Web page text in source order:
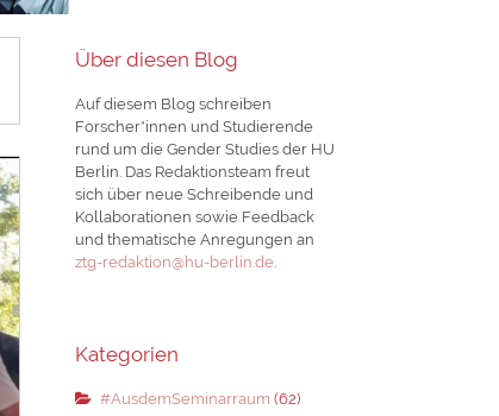
Über diesen Blog
Auf diesem Blog schreiben
Forscher*innen und Studierende
rund um die Gender Studies der HU
Berlin. Das Redaktionsteam freut
sich über neue Schreibende und
Kollaborationen sowie Feedback
und thematische Anregungen an
ztg-redaktion@hu-berlin.de.
Kategorien
#AusdemSeminarraum (62)